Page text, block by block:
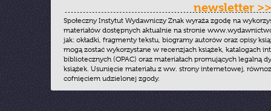
newsletter >>
Społeczny Instytut Wydawniczy Znak wyraża zgodę na
materiałów dostępnych aktualnie na stronie
jak: okładki, fragmenty tekstu, biogramy autorów oraz opisy
mogą zostać wykorzystane w recenzjach książek, katalogach
bibliotecznych (OPAC) oraz materiałach promujących legalną
książek. Usunięcie materiału z ww. strony internetowej,
cofnięciem udzielonej zgody.